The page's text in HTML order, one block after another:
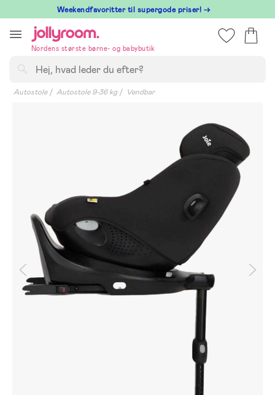
till
innehållet
⁠ Weekendfavoritter til supergode priser! →
Nordens største børne- og babybutik
Autostole Autostole 9-36 kg Vendbar